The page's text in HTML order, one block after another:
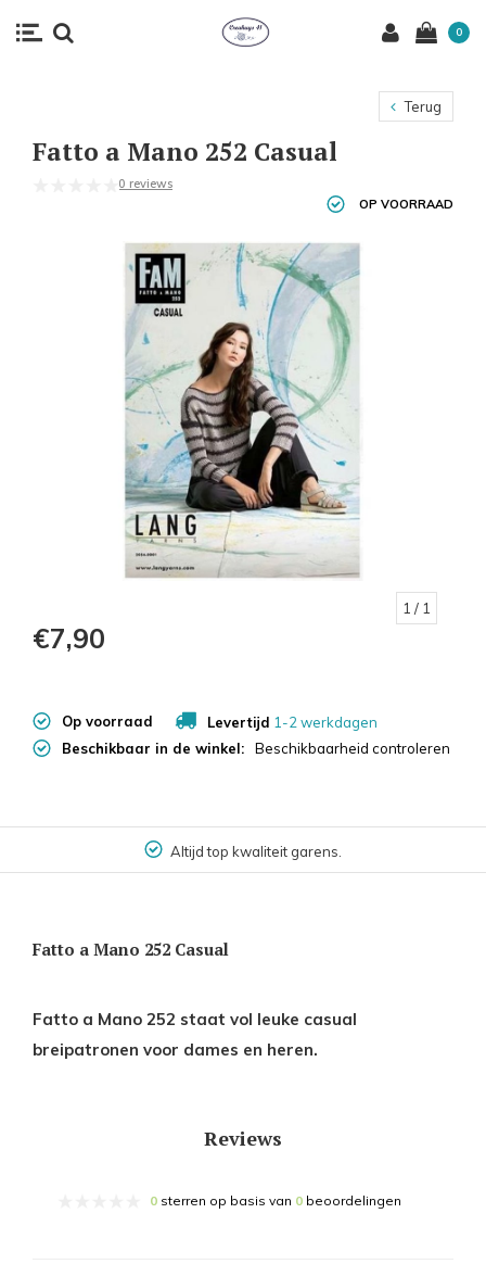
0
Terug
Fatto a Mano 252 Casual
0 reviews
OP VOORRAAD
1 / 1
€7,90
Op voorraad Levertijd 1-2 werkdagen
Beschikbaar in de winkel:
Beschikbaarheid controleren
Altijd top kwaliteit garens.
Fatto a Mano 252 Casual
Fatto a Mano 252 staat vol leuke casual
breipatronen voor dames en heren.
Reviews
0 sterren op basis van 0 beoordelingen